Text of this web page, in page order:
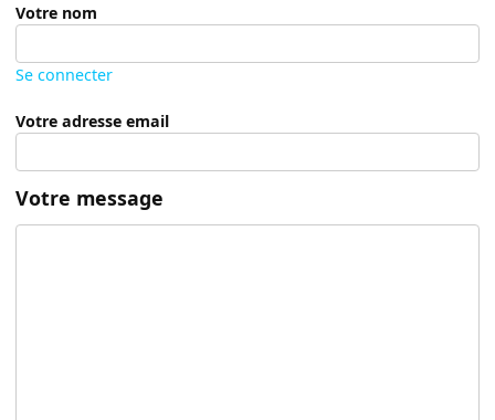
Votre nom
Se connecter
Votre adresse email
Votre message